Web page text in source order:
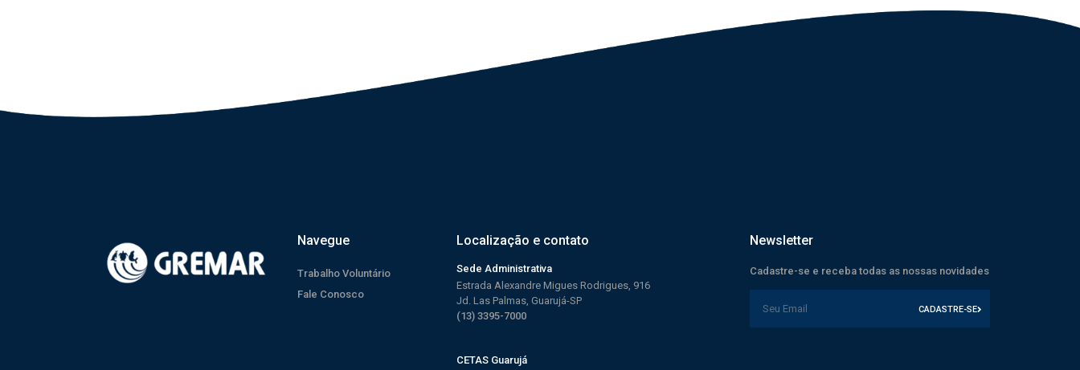
Navegue
Trabalho Voluntário
Fale Conosco
Localização e contato
Sede Administrativa
Estrada Alexandre Migues Rodrigues, 916
Jd. Las Palmas, Guarujá-SP
(13) 3395-7000
CETAS Guarujá
Newsletter
Cadastre-se e receba todas as nossas novidades
CADASTRE-SE